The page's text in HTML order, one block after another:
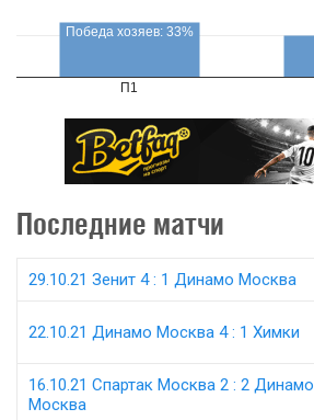
П1
Победа хозяев: 33%
Последние матчи
29.10.21 Зенит 4 : 1 Динамо Москва
22.10.21 Динамо Москва 4 : 1 Химки
16.10.21 Спартак Москва 2 : 2 Динамо
Москва